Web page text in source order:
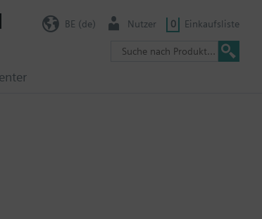
BE (de) Nutzer 0 Einkaufsliste